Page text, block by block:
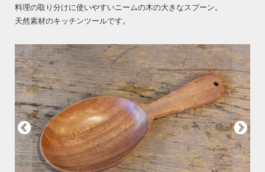
料理の取り分けに使いやすいニームの木の大きなスプーン。
天然素材のキッチンツールです。